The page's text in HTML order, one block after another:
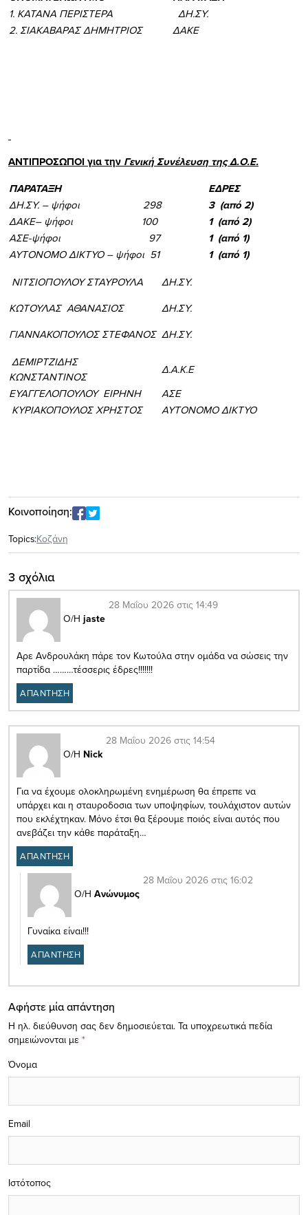
1. ΚΑΤΑΝΑ ΠΕΡΙΣΤΕΡΑ
ΔΗ.ΣΥ.
2. ΣΙΑΚΑΒΑΡΑΣ ΔΗΜΗΤΡΙΟΣ
ΔΑΚΕ
ANΤΙΠΡΟΣΩΠΟΙ για την Γενική Συνέλευση της Δ.Ο.Ε.
ΠΑΡΑΤΑΞΗ
ΕΔΡΕΣ
ΔΗ.ΣΥ. – ψήφοι 298 3 (από 2)
ΔΑΚΕ– ψήφοι 100 1 (από 2)
ΑΣΕ-ψήφοι 97 1 (από 1)
ΑΥΤΟΝΟΜΟ ΔΙΚΤΥΟ – ψήφοι 51 1 (από 1)
ΝΙΤΣΙΟΠΟΥΛΟΥ ΣΤΑΥΡΟΥΛΑ
ΚΩΤΟΥΛΑΣ ΑΘΑΝΑΣΙΟΣ
ΓΙΑΝΝΑΚΟΠΟΥΛΟΣ ΣΤΕΦΑΝΟΣ
ΔΗ.ΣΥ.
ΔΗ.ΣΥ.
ΔΗ.ΣΥ.
ΔΕΜΙΡΤΖΙΔΗΣ
ΚΩΝΣΤΑΝΤΙΝΟΣ
Δ.Α.Κ.Ε
ΕΥΑΓΓΕΛΟΠΟΥΛΟΥ ΕΙΡΗΝΗ
ΑΣΕ
ΚΥΡΙΑΚΟΠΟΥΛΟΣ ΧΡΗΣΤΟΣ
ΑΥΤΟΝΟΜΟ ΔΙΚΤΥΟ
Κοινοποίηση:
Topics:Κοζάνη
3 σχόλια
Ο/Η jaste
28 Μαΐου 2026 στις 14:49
Αρε Ανδρουλάκη πάρε τον Κωτούλα στην ομάδα να σώσεις την
παρτίδα ………τέσσερις έδρες!!!!!!!
ΑΠΑΝΤΗΣΗ
Ο/Η Nick
28 Μαΐου 2026 στις 14:54
Για να έχουμε ολοκληρωμένη ενημέρωση θα έπρεπε να
υπάρχει και η σταυροδοσια των υποψηφίων, τουλάχιστον αυτών
που εκλέχτηκαν. Μόνο έτσι θα ξέρουμε ποιός είναι αυτός που
ανεβάζει την κάθε παράταξη…
ΑΠΑΝΤΗΣΗ
Ο/Η Ανώνυμος
28 Μαΐου 2026 στις 16:02
Γυναίκα είναι!!!
ΑΠΑΝΤΗΣΗ
Αφήστε μία απάντηση
Η ηλ. διεύθυνση σας δεν δημοσιεύεται. Τα υποχρεωτικά πεδία
σημειώνονται με *
Όνομα
Email
Ιστότοπος